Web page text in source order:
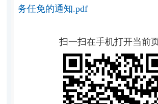
务任免的通知.pdf
扫一扫在手机打开当前